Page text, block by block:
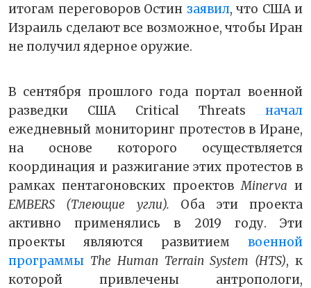
итогам переговоров Остин заявил, что США и
Израиль сделают все возможное, чтобы Иран
не получил ядерное оружие.
В сентября прошлого года портал военной
разведки США Critical Threats начал
ежедневный мониторинг протестов в Иране,
на основе которого осуществляется
координация и разжигание этих протестов в
рамках пентагоновских проектовMinerva и
EMBERS (Тлеющие угли). Оба эти проекта
активно применялись в 2019 году. Эти
проекты являются развитием военной
программы The Human Terrain System (HTS), к
которой привлечены антропологи,